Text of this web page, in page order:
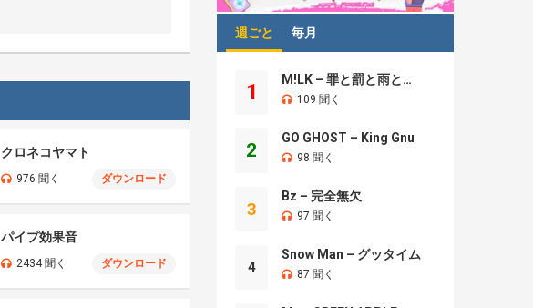
クロネコヤマト
976 聞く ダウンロード
パイプ効果音
2434 聞く ダウンロード
週ごと 毎月
1
M!LK – 罪と罰と雨とキス
109 聞く
2
GO GHOST – King Gnu
98 聞く
3
Bz – 完全無欠
97 聞く
4
Snow Man – グッタイム
87 聞く